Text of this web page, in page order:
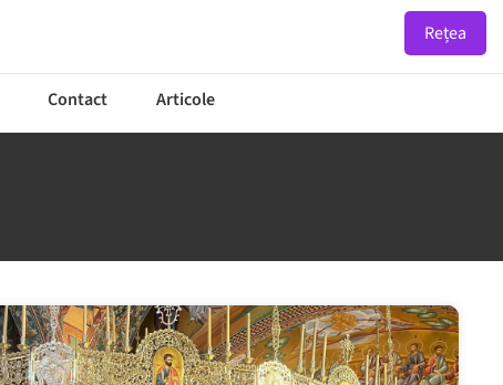
Rețea
Contact Articole